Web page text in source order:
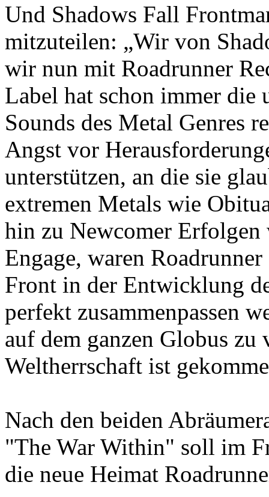
Und Shadows Fall
mitzuteilen: „Wir von
wir nun mit Roadrunner
Label hat schon immer die
Sounds des Metal Genres
Angst vor
unterstützen, an die sie
extremen Metals wie
hin zu Newcomer
Engage, waren
Front in der Entwicklung
perfekt zusammenpassen
auf dem ganzen Globus
Weltherrschaft ist
Nach den beiden
"The War Within" soll im
die neue Heimat